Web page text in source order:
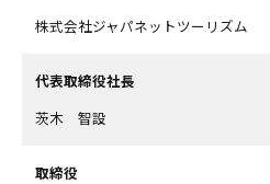
株式会社ジャパネットツーリズム
代表取締役社長
茨木 智設
取締役